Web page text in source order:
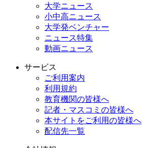
大学ニュース
小中高ニュース
大学発ベンチャー
ニュース特集
動画ニュース
サービス
ご利用案内
利用規約
教育機関の皆様へ
記者・マスコミの皆様へ
本サイトをご利用の皆様へ
配信先一覧